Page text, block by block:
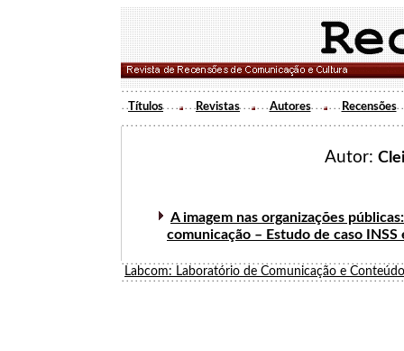
Títulos Revistas Autores Recensões
Autor:
A imagem nas organizações
comunicação – Estudo de caso INSS
Labcom: Laboratório de Comunicação e